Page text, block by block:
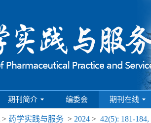
期刊简介 编委会 期刊在线
> 药学实践与服务 > 2024 > 42(5): 181-184,